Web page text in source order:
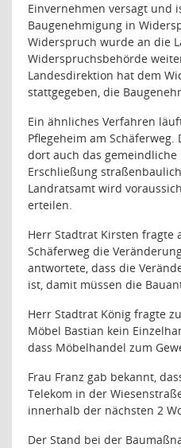
Einvernehmen versagt und
Baugenehmigung in
Widerspruch wurde an die
Widerspruchsbehörde
Landesdirektion hat dem
stattgegeben, die
Ein ähnliches Verfahren
Pflegeheim am
dort auch das
Erschließung
Landratsamt wird
erteilen.
Herr Stadtrat Kirsten fragte
Schäferweg die
antwortete, dass die
ist, damit müssen die
Herr Stadtrat König fragte
Möbel Bastian kein
dass Möbelhandel zum
Frau Franz gab bekannt,
Telekom in der
innerhalb der nächsten 2
Der Stand bei der